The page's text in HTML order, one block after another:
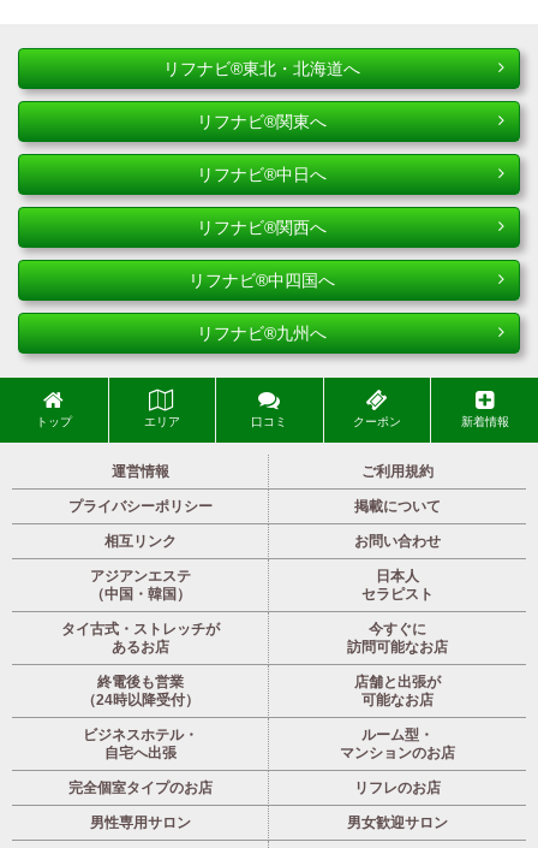
リフナビ®東北・北海道へ
リフナビ®関東へ
リフナビ®中日へ
リフナビ®関西へ
リフナビ®中四国へ
リフナビ®九州へ
トップ エリア 口コミ クーポン 新着情報
運営情報 ご利用規約
プライバシーポリシー 掲載について
相互リンク お問い合わせ
アジアンエステ
（中国・韓国）
日本人
セラピスト
タイ古式・ストレッチが
あるお店
今すぐに
訪問可能なお店
終電後も営業
（24時以降受付）
店舗と出張が
可能なお店
ビジネスホテル・
自宅へ出張
ルーム型・
マンションのお店
完全個室タイプのお店 リフレのお店
男性専用サロン 男女歓迎サロン